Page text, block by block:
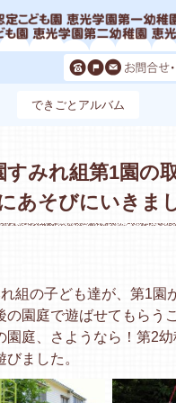
できごとアルバム
すみれ組第1園の
あそびにいきま
組の子ども達が、第1園
の園庭で遊ばせてもらう
園庭、さようなら！第2
ました。